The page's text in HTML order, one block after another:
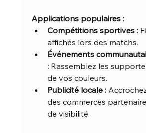
Applications populaires :
Compétitions sportives :
affichés lors des matchs.
Événements
: Rassemblez les
de vos couleurs.
Publicité locale :
des commerces
de visibilité.